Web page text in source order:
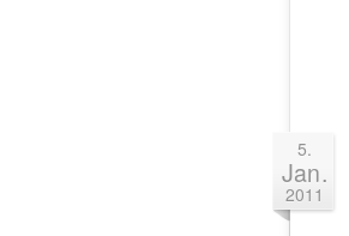
5.
Jan.
2011